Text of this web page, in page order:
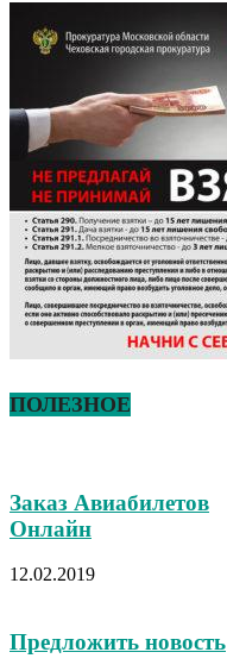
ПОЛЕЗНОЕ
Заказ Авиабилетов
Онлайн
12.02.2019
Предложить новость